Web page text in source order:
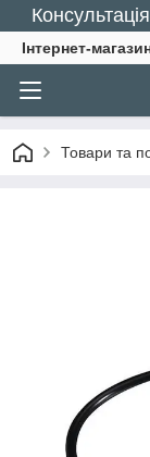
Інтернет-
Товари та